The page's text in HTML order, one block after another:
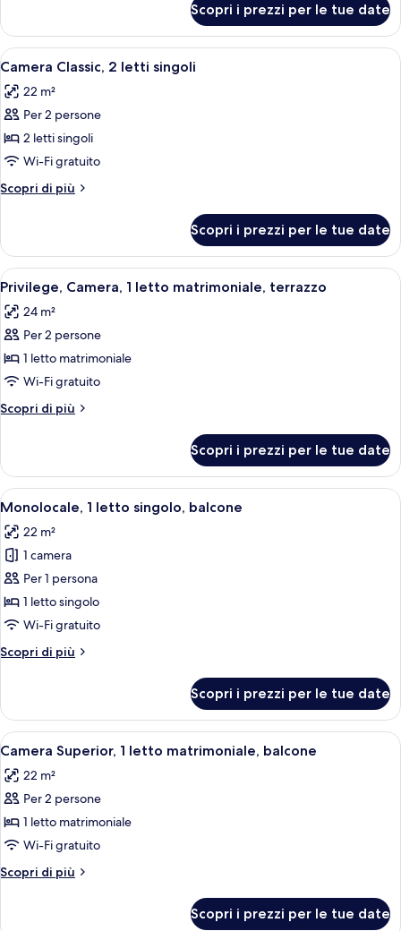
Classic,
letti
multipli
Scopri i prezzi per le tue date
Apri
tutte
le
foto
per
Camera
Classic,
2
singoli
Una camera d'albergo con due letti,
8
Camera Classic, 2 letti singoli
22 m²
Per 2 persone
2 letti singoli
Wi-Fi gratuito
Scopri di più
Altri
Classic,
letti
Scopri i prezzi per le tue date
Apri
tutte
le
foto
per
Privilege,
Camera,
1
matrimoniale,
terrazzo
Privilege, Camera, 1 letto
7
Privilege, Camera, 1 letto matrimoniale, terrazzo
24 m²
Per 2 persone
1 letto matrimoniale
Wi-Fi gratuito
Scopri di più
Altri
Camera,
letto
terrazzo
Scopri i prezzi per le tue date
Apri
tutte
le
foto
per
Monolocale,
1
singolo,
Una camera d'albergo con un letto,
10
Monolocale, 1 letto singolo, balcone
22 m²
1 camera
Per 1 persona
1 letto singolo
Wi-Fi gratuito
Scopri di più
Altri
1
letto
singolo,
Scopri i prezzi per le tue date
Apri
tutte
le
foto
per
Camera
Superior,
1
matrimoniale,
Camera d'albergo con due letti, una
6
Camera Superior, 1 letto matrimoniale, balcone
22 m²
Per 2 persone
1 letto matrimoniale
Wi-Fi gratuito
Scopri di più
Altri
Scopri i prezzi per le tue date